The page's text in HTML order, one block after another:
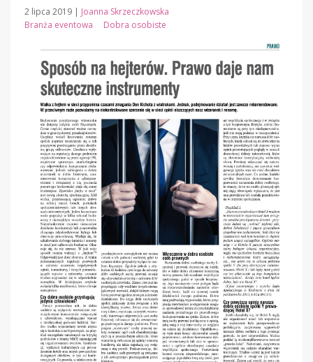
2 lipca 2019 | Joanna Skrzeczkowska
Branża eventowa
Dobra osobiste